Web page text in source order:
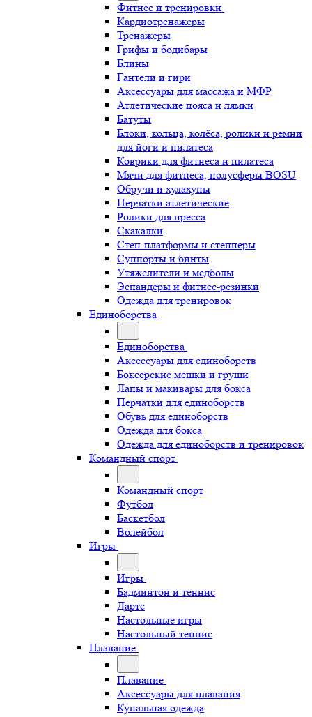
Фитнес и тренировки
Кардиотренажеры
Тренажеры
Грифы и бодибары
Блины
Гантели и гири
Аксессуары для массажа и МФР
Атлетические пояса и лямки
Батуты
Блоки, кольца, колёса, ролики и ремни
для йоги и пилатеса
Коврики для фитнеса и пилатеса
Мячи для фитнеса, полусферы BOSU
Обручи и хулахупы
Перчатки атлетические
Ролики для пресса
Скакалки
Степ-платформы и степперы
Суппорты и бинты
Утяжелители и медболы
Эспандеры и фитнес-резинки
Одежда для тренировок
Единоборства
Единоборства
Аксессуары для единоборств
Боксерские мешки и груши
Лапы и макивары для бокса
Перчатки для единоборств
Обувь для единоборств
Одежда для бокса
Одежда для единоборств и тренировок
Командный спорт
Командный спорт
Футбол
Баскетбол
Волейбол
Игры
Игры
Бадминтон и теннис
Дартс
Настольные игры
Настольный теннис
Плавание
Плавание
Аксессуары для плавания
Купальная одежда